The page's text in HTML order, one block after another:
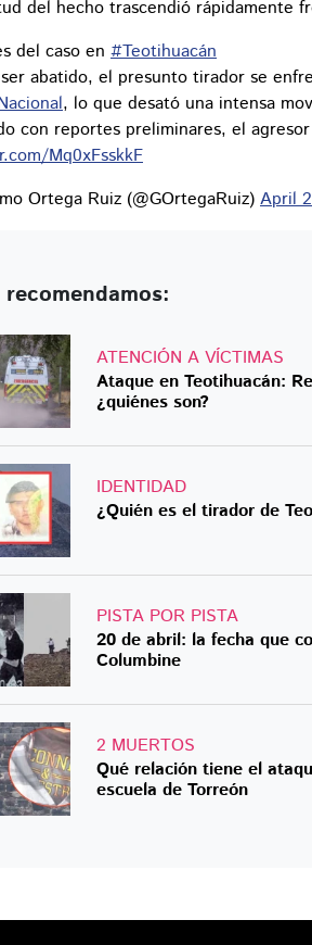
del hecho trascendió rápidamente
del caso en #Teotihuacán
abatido, el presunto tirador se
, lo que desató una intensa
con reportes preliminares, el
Mq0xFsskkF
Ortega Ruiz (@GOrtegaRuiz) April
recomendamos:
ATENCIÓN A VÍCTIMAS
Ataque en Teotihuacán:
¿quiénes son?
IDENTIDAD
¿Quién es el tirador de
PISTA POR PISTA
20 de abril: la fecha que
Columbine
2 MUERTOS
Qué relación tiene el
escuela de Torreón